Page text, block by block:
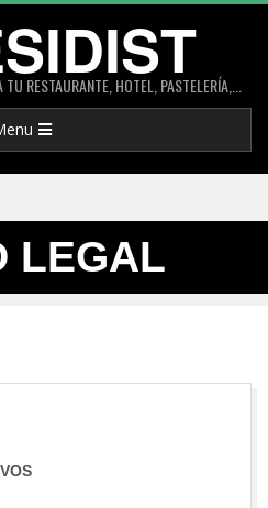
RESTAURANTE, HOTEL, PASTELERÍA,...
LEGAL